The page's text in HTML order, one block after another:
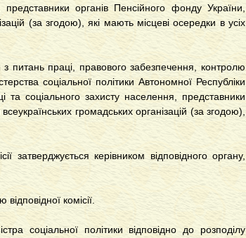
представники органів Пенсійного фонду України,
(за згодою), які мають місцеві осередки в усіх
з питань праці, правового забезпечення, контролю
соціальної політики Автономної Республіки
та соціального захисту населення, представники
громадських організацій (за згодою),
затверджується керівником відповідного органу,
комісії.
соціальної політики відповідно до розподілу